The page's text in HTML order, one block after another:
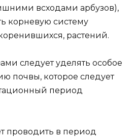
всходами арбузов),
корневую систему
растений.
следует уделять особое
почвы, которое следует
период
проводить в период